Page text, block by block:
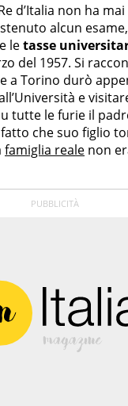
d’Italia non ha
alcun
letasse
del 1957. Si
a Torino durò
e
tutte le furie il
che suo figlio
famiglia reale non